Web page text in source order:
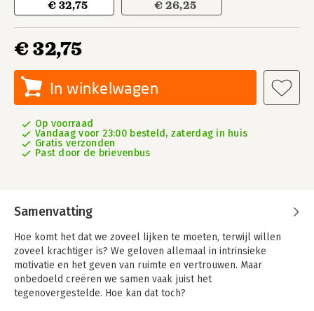
€ 32,75 € 26,25
€ 32,75
In winkelwagen
Op voorraad
Vandaag voor 23:00 besteld, zaterdag in huis
Gratis verzonden
Past door de brievenbus
Samenvatting
Hoe komt het dat we zoveel lijken te moeten, terwijl willen
zoveel krachtiger is? We geloven allemaal in intrinsieke
motivatie en het geven van ruimte en vertrouwen. Maar
onbedoeld creëren we samen vaak juist het
tegenovergestelde. Hoe kan dat toch?